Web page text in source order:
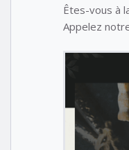
Êtes-vous à
Appelez